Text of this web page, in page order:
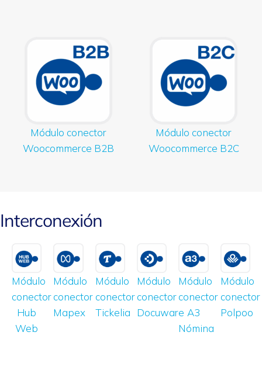
Módulo conector
Woocommerce B2B
Módulo conector
Woocommerce B2C
Interconexión
Módulo
conector
Hub
Web
Módulo
conector
Mapex
Módulo
conector
Tickelia
Módulo
conector
Docuware
Módulo
conector
A3
Nómina
Módulo
conector
Polpoo